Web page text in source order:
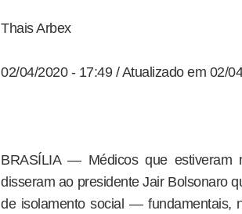
Thais Arbex
02/04/2020 - 17:49 / Atualizado em 02/
BRASÍLIA — Médicos que estiveram
disseram ao presidente Jair Bolsonaro
de isolamento social — fundamentais,